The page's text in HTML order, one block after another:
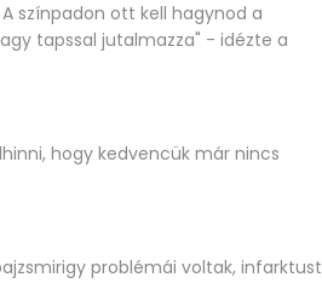
színpadon ott kell hagynod a
tapssal jutalmazza" - idézte a
hogy kedvencük már nincs
problémái voltak, infarktust